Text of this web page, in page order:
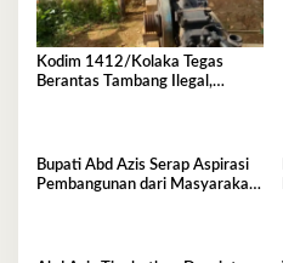
Kodim 1412/Kolaka Tegas
Berantas Tambang Ilegal,
Bupati Abd Azis Serap Aspirasi
Pembangunan dari Masyarakat